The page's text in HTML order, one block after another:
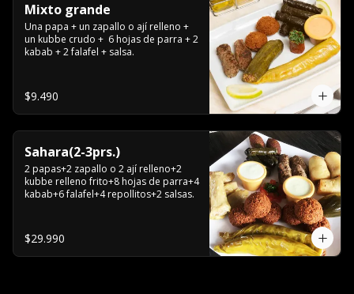
Mixto grande
Una papa + un zapallo o ají relleno +
un kubbe crudo +  6 hojas de parra + 2
kabab + 2 falafel + salsa.
$9.490
Sahara(2-3prs.)
2 papas+2 zapallo o 2 ají relleno+2
kubbe relleno frito+8 hojas de parra+4
kabab+6 falafel+4 repollitos+2 salsas.
$29.990